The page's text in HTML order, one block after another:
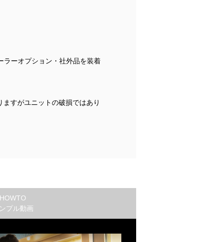
ーオプション・社外品を装着
すがユニットの破損ではあり
プル動画